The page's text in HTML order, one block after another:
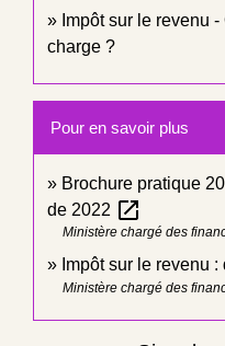
Impôt sur le revenu
charge ?
Pour en savoir plus
Brochure pratique
de 2022 open_in_new
Ministère chargé des
Impôt sur le revenu
Ministère chargé des